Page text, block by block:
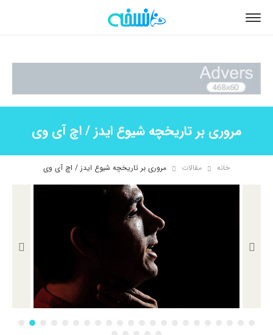
مروری بر تاریخچه شیوع ایدز / اچ آی وی
خانه مقالات مروری بر تاریخچه شیوع ایدز / اچ آی وی